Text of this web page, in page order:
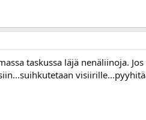
taskussa läjä nenäliinoja.